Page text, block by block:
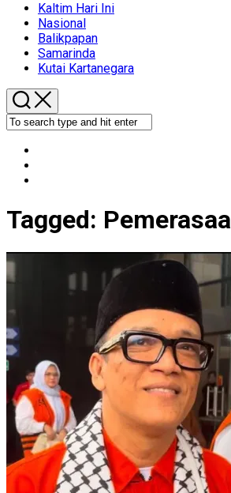
Kaltim Hari Ini
Nasional
Balikpapan
Samarinda
Kutai Kartanegara
Tagged: